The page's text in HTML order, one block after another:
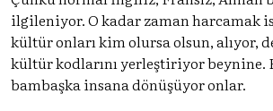
ilgileniyor. O kadar zaman harcamak
kültür onları kim olursa olsun, alıyor,
kültür kodlarını yerleştiriyor beynine.
bambaşka insana dönüşüyor onlar.